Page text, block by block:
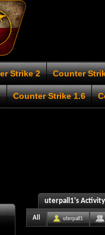
Strike 2 Counter
Counter Strike 1.6
uterpall1's Activity
All uterpall1